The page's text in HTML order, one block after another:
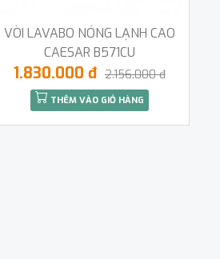
VÒI LAVABO NÓNG LẠNH CAO
CAESAR B571CU
1.830.000 đ 2.156.000 đ
THÊM VÀO GIỎ HÀNG